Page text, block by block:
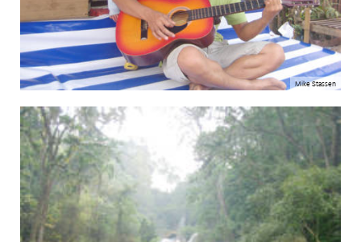
Mike Stassen